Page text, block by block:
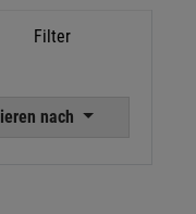
Filter
nach